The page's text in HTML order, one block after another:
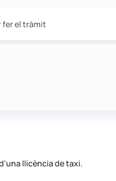
fer el tràmit
llicència de taxi.